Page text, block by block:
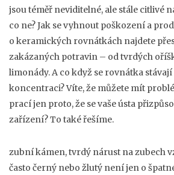
jsou téměř neviditelné, ale stále citlivé
co ne? Jak se vyhnout poškození a
o keramických rovnátkách najdete
zakázaných potravin – od tvrdých
limonády. A co když se rovnátka
koncentraci? Víte, že můžete mít
prací jen proto, že se vaše ústa
zařízení? To také řešíme.
zubní kámen,tvrdý nárust na zubech
často černý nebo žlutý není jen o